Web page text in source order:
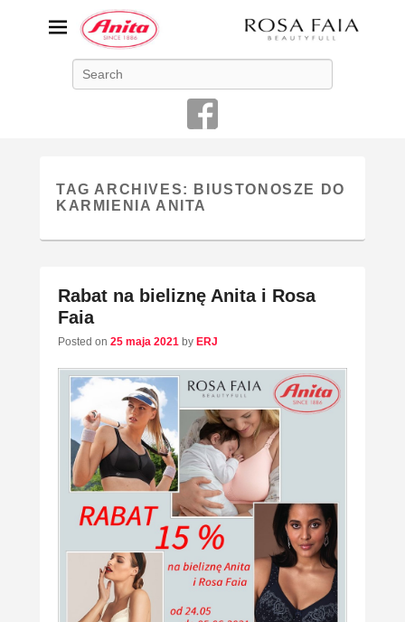
ANITA-unikalna bielizna
damska
Niemiecka firma Anita jest od 1886 roku producentem bielizny
damskiej o najwyższej jakości
TAG ARCHIVES:
BIUSTONOSZE DO
KARMIENIA ANITA
Rabat na bieliznę Anita i Rosa
Faia
Posted on 25 maja 2021 by ERJ